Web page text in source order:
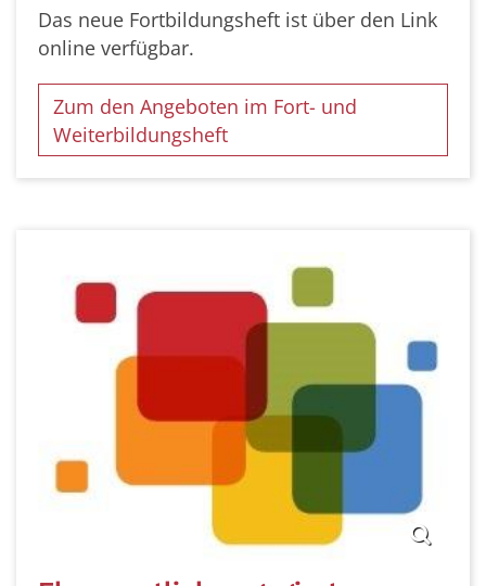
Das neue Fortbildungsheft ist über den Link
online verfügbar.
Zum den Angeboten im Fort- und
Weiterbildungsheft